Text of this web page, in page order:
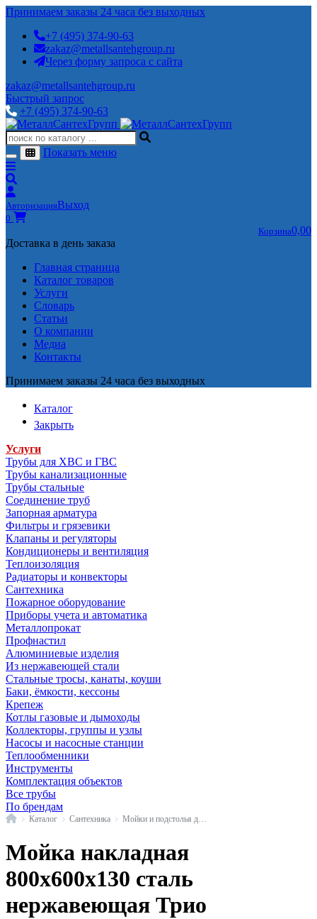
Принимаем заказы 24 часа без выходных
+7 (495) 374-90-63
zakaz@metallsantehgroup.ru
Через форму запроса с сайта
zakaz@metallsantehgroup.ru
Быстрый запрос
+7 (495) 374-90-63
Показать меню
АвторизацияВыход
0
Корзина0,00
Доставка в день заказа
Главная страница
Каталог товаров
Услуги
Словарь
Статьи
О компании
Медиа
Контакты
Принимаем заказы 24 часа без выходных
Каталог
Закрыть
Услуги
Трубы для ХВС и ГВС
Трубы канализационные
Трубы стальные
Соединение труб
Запорная арматура
Фильтры и грязевики
Клапаны и регуляторы
Кондиционеры и вентиляция
Теплоизоляция
Радиаторы и конвекторы
Сантехника
Пожарное оборудование
Приборы учета и автоматика
Металлопрокат
Профнастил
Алюминиевые изделия
Из нержавеющей стали
Стальные тросы, канаты, коуши
Баки, ёмкости, кессоны
Крепеж
Котлы газовые и дымоходы
Коллекторы, группы и узлы
Насосы и насосные станции
Теплообменники
Инструменты
Комплектация объектов
Все трубы
По брендам
ГлавнаяКаталог Сантехника
Мойка накладная
800х600х130 сталь
нержавеющая Трио